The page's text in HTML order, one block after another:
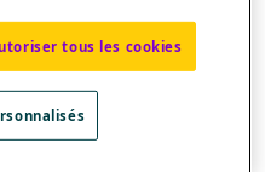
de la fonction.
des valeurs −5 et 10
optimum.
tous les cookies